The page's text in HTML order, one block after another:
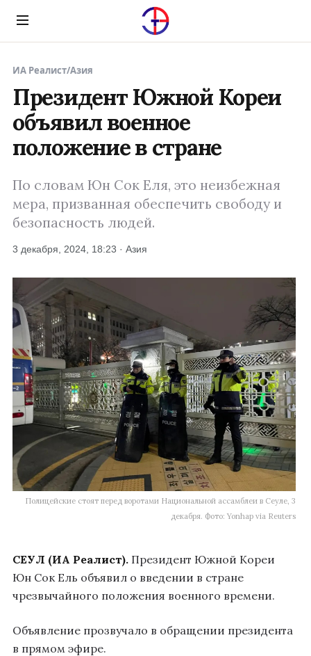
Menu
ИА Реалист/Азия
Президент Южной Кореи
объявил военное
положение в стране
По словам Юн Сок Еля, это неизбежная
мера, призванная обеспечить свободу и
безопасность людей.
3 декабря, 2024, 18:23 · Азия
Полицейские стоят перед воротами Национальной ассамблеи в Сеуле, 3
декабря. Фото: Yonhap via Reuters
СЕУЛ (ИА Реалист). Президент Южной Кореи
Юн Сок Ель объявил о введении в стране
чрезвычайного положения военного времени.
Объявление прозвучало в обращении президента
в прямом эфире.